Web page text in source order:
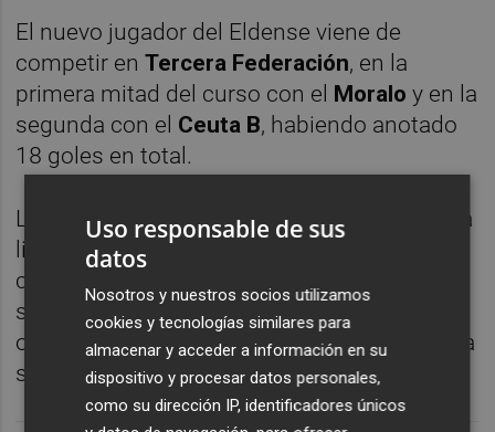
El nuevo jugador del Eldense viene de
competir enTercera Federación, en la
primera mitad del curso con el Moraloy en la
segunda con el Ceuta B, habiendo anotado
18 goles en total.
La llegada de Sixtus Ogbuehi reduce a uno la
lista de delanteros por incorporarse y a
cuatro
salvo que el mercado ofrezca una
oportunidad irrenunciable y/o se produzca la
salida de Sergio Ortuño.
Uso responsable de sus
datos
Nosotros y nuestros socios utilizamos
cookies y tecnologías similares para
almacenar y acceder a información en su
dispositivo y procesar datos personales,
como su dirección IP, identificadores únicos